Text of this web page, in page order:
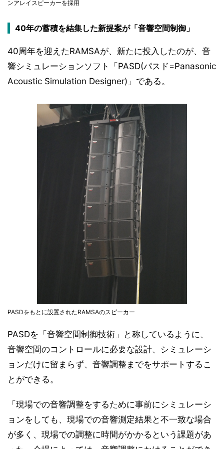
ンアレイスピーカーを採用
40年の蓄積を結集した新提案が「音響空間制御」
40周年を迎えたRAMSAが、新たに投入したのが、音
響シミュレーションソフト「PASD(パスド=Panasonic
Acoustic Simulation Designer)」である。
PASDをもとに設置されたRAMSAのスピーカー
PASDを「音響空間制御技術」と称しているように、
音響空間のコントロールに必要な設計、シミュレーシ
ョンだけに留まらず、音響調整までをサポートするこ
とができる。
「現場での音響調整をするために事前にシミュレーシ
ョンをしても、現場での音響測定結果と不一致な場合
が多く、現場での調整に時間がかかるという課題があ